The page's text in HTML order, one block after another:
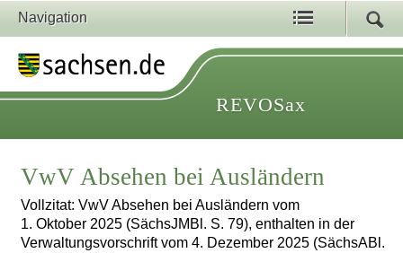
Navigation
REVOSax
VwV Absehen bei Ausländern
Vollzitat: VwV Absehen bei Ausländern vom
1. Oktober 2025 (SächsJMBl. S. 79), enthalten in der
Verwaltungsvorschrift vom 4. Dezember 2025 (SächsABl.